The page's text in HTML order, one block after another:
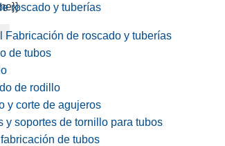
roscado y tuberías
Fabricación de roscado y tuberías
de tubos
de rodillo
y corte de agujeros
y soportes de tornillo para tubos
de tubos